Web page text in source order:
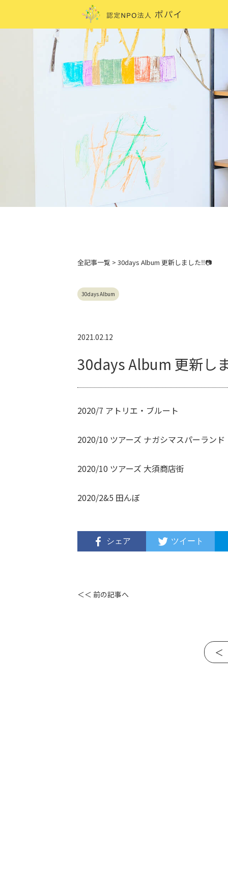
全記事一覧 > 30days Album 更新しました‼📷
30days Album
2021.02.12
30days Album 更新し
2020/7 アトリエ・ブルート
2020/10 ツアーズ ナガシマスパーランド
2020/10 ツアーズ 大須商店街
2020/2&5 田んぼ
シェア ツイート
＜＜ 前の記事へ
＜